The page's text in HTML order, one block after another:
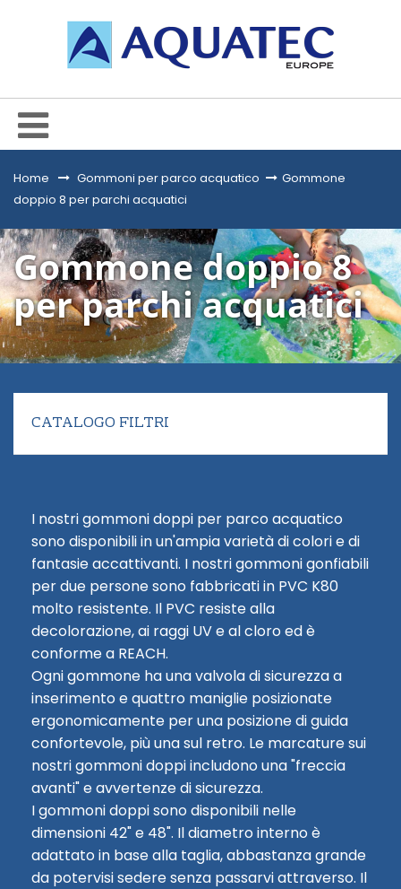
Home &gt;Gommoni per parco acquatico > Gommone
doppio 8 per parchi acquatici
Gommone doppio 8
per parchi acquatici
CATALOGO FILTRI
I nostri gommoni doppi per parco acquatico
sono disponibili in un'ampia varietà di colori e di
fantasie accattivanti. I nostri gommoni gonfiabili
per due persone sono fabbricati in PVC K80
molto resistente. Il PVC resiste alla
decolorazione, ai raggi UV e al cloro ed è
conforme a REACH.
Ogni gommone ha una valvola di sicurezza a
inserimento e quattro maniglie posizionate
ergonomicamente per una posizione di guida
confortevole, più una sul retro. Le marcature sui
nostri gommoni doppi includono una "freccia
avanti" e avvertenze di sicurezza.
I gommoni doppi sono disponibili nelle
dimensioni 42" e 48". Il diametro interno è
adattato in base alla taglia, abbastanza grande
da potervisi sedere senza passarvi attraverso. Il